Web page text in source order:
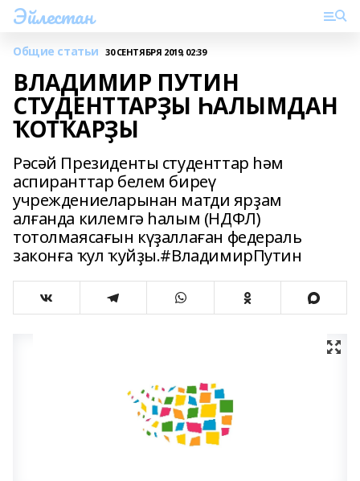
Эйлестан
Общие статьи 30 СЕНТЯБРЯ 2019, 02:39
ВЛАДИМИР ПУТИН
СТУДЕНТТАРҘЫ ҺАЛЫМДАН
ҠОТҠАРҘЫ
Рәсәй Президенты студенттар һәм
аспиранттар белем биреү
учреждениеларынан матди ярҙам
алғанда килемгә һалым (НДФЛ)
тотолмаясағын күҙаллаған федераль
законға ҡул ҡуйҙы.#ВладимирПутин